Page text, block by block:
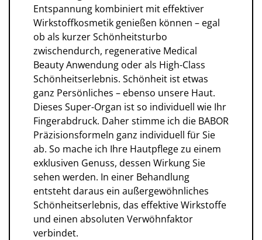
Entspannung kombiniert mit effektiver
Wirkstoffkosmetik genießen können – egal
ob als kurzer Schönheitsturbo
zwischendurch, regenerative Medical
Beauty Anwendung oder als High-Class
Schönheitserlebnis. Schönheit ist etwas
ganz Persönliches – ebenso unsere Haut.
Dieses Super-Organ ist so individuell wie Ihr
Fingerabdruck. Daher stimme ich die BABOR
Präzisionsformeln ganz individuell für Sie
ab. So mache ich Ihre Hautpflege zu einem
exklusiven Genuss, dessen Wirkung Sie
sehen werden. In einer Behandlung
entsteht daraus ein außergewöhnliches
Schönheitserlebnis, das effektive Wirkstoffe
und einen absoluten Verwöhnfaktor
verbindet.